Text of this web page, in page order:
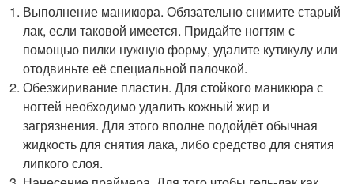
Выполнение маникюра. Обязательно снимите старый
лак, если таковой имеется. Придайте ногтям с
помощью пилки нужную форму, удалите кутикулу или
отодвиньте её специальной палочкой.
Обезжиривание пластин. Для стойкого маникюра с
ногтей необходимо удалить кожный жир и
загрязнения. Для этого вполне подойдёт обычная
жидкость для снятия лака, либо средство для снятия
липкого слоя.